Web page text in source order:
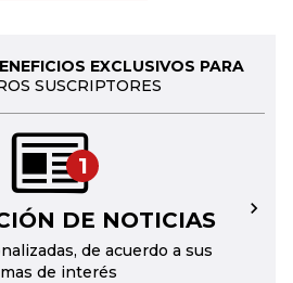
EXCLUSIVOS PARA
SUSCRIPTORES
1
DE NOTICIAS
de acuerdo a sus
de interés
→